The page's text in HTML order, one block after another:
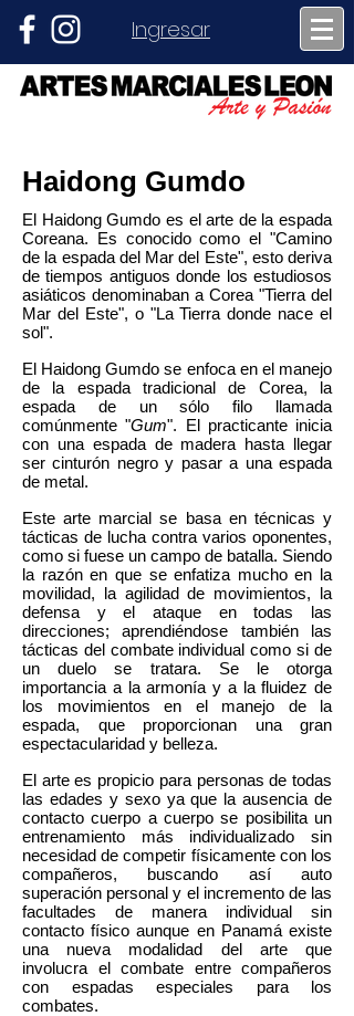
Ingresar
Haidong Gumdo
El Haidong Gumdo es el arte de la espada
Coreana. Es conocido como el "Camino
de la espada del Mar del Este", esto deriva
de tiempos antiguos donde los estudiosos
asiáticos denominaban a Corea "Tierra del
Mar del Este", o "La Tierra donde nace el
sol".
El Haidong Gumdo se enfoca en el manejo
de la espada tradicional de Corea, la
espada de un sólo filo llamada
comúnmente "Gum". El practicante inicia
con una espada de madera hasta llegar
ser cinturón negro y pasar a una espada
de metal.
Este arte marcial se basa en técnicas y
tácticas de lucha contra varios oponentes,
como si fuese un campo de batalla. Siendo
la razón en que se enfatiza mucho en la
movilidad, la agilidad de movimientos, la
defensa y el ataque en todas las
direcciones; aprendiéndose también las
tácticas del combate individual como si de
un duelo se tratara. Se le otorga
importancia a la armonía y a la fluidez de
los movimientos en el manejo de la
espada, que proporcionan una gran
espectacularidad y belleza.
El arte es propicio para personas de todas
las edades y sexo ya que la ausencia de
contacto cuerpo a cuerpo se posibilita un
entrenamiento más individualizado sin
necesidad de competir físicamente con los
compañeros, buscando así auto
superación personal y el incremento de las
facultades de manera individual sin
contacto físico aunque en Panamá existe
una nueva modalidad del arte que
involucra el combate entre compañeros
con espadas especiales para los
combates.